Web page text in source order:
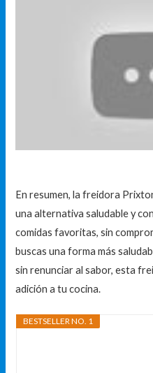
En resumen, la freidora
una alternativa saludable y
comidas favoritas, sin
buscas una forma más
sin renunciar al sabor, esta
adición a tu cocina.
BESTSELLER NO. 1